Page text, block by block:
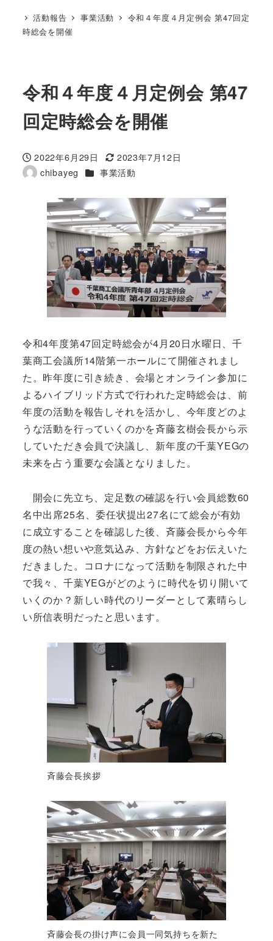
活動報告 事業活動
令和４年度４月定例会 第47回定
時総会を開催
令和４年度４月定例会 第47
回定時総会を開催
投稿日
2022年6月29日
更新日
2023年7月12日
著
chibayeg カテゴリー
事業活動
令和4年度第47回定時総会が4月20日水曜日、千
葉商工会議所14階第一ホールにて開催されまし
た。昨年度に引き続き、会場とオンライン参加に
よるハイブリッド方式で行われた定時総会は、前
年度の活動を報告しそれを活かし、今年度どのよ
うな活動を行っていくのかを斉藤玄樹会長から示
していただき会員で決議し、新年度の千葉YEGの
未来を占う重要な会議となりました。
開会に先立ち、定足数の確認を行い会員総数60
名中出席25名、委任状提出27名にて総会が有効
に成立することを確認した後、斉藤会長から今年
度の熱い想いや意気込み、方針などをお伝えいた
だきました。コロナになって活動を制限された中
で我々、千葉YEGがどのように時代を切り開いて
いくのか？新しい時代のリーダーとして素晴らし
い所信表明だったと思います。
斉藤会長挨拶
斉藤会長の掛け声に会員一同気持ちを新た